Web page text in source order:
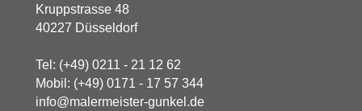
Kruppstrasse 48
40227 Düsseldorf
Tel: (+49) 0211 - 21 12 62
Mobil: (+49) 0171 - 17 57 344
info@malermeister-gunkel.de